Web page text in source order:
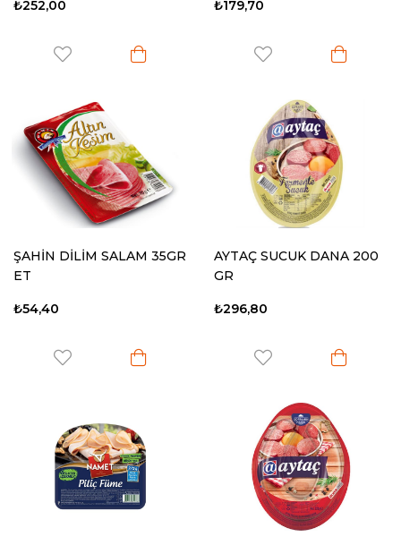
₺252,00 ₺179,70
ŞAHİN DİLİM SALAM 35GR
ET
₺54,40
AYTAÇ SUCUK DANA 200
GR
₺296,80